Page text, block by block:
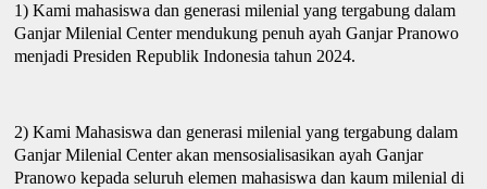
1) Kamimahasiswa dan generasimilenial yang tergabung dalam
Ganjar Milenial Center mendukung penuhayah Ganjar Pranowo
menjadi Presiden Republik Indonesiatahun 2024.
2) Kami Mahasiswa dan generasi milenial yang tergabung dalam
Ganjar Milenial Center akan mensosialisasikanayah Ganjar
Pranowo kepada seluruh elemen mahasiswa dan kaum milenial di